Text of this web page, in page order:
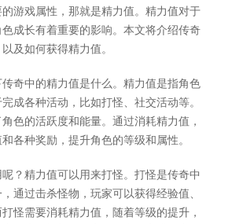
游戏属性，那就是精力值。精力值对于
成长有着重要的影响。本文将介绍传奇
及如何获得精力值。
奇中的精力值是什么。精力值是指角色
成各种活动，比如打怪、社交活动等。
色的活跃度和能量。通过消耗精力值，
各种奖励，提升角色的等级和属性。
？精力值可以用来打怪。打怪是传奇中
通过击杀怪物，玩家可以获得经验值、
怪需要消耗精力值，随着等级的提升，